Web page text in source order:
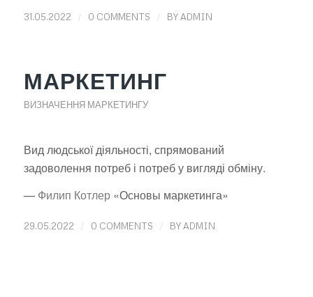
31.05.2022 / 0 COMMENTS / BYADMIN
МАРКЕТИНГ
ВИЗНАЧЕННЯ МАРКЕТИНГУ
Вид людської діяльності, спрямований
задоволення потреб і потреб у вигляді обміну.
— Филип Котлер«Основы маркетинга»
29.05.2022 / 0 COMMENTS / BYADMIN